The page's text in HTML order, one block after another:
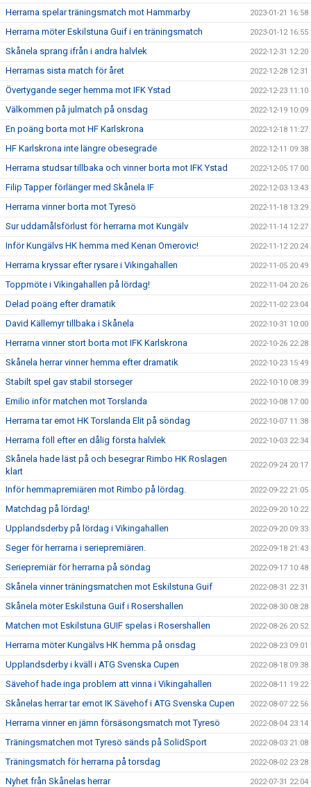
Herrarna spelar träningsmatch mot Hammarby 2023-01-21 16:58
Herrarna möter Eskilstuna Guif i en träningsmatch 2023-01-12 16:55
Skånela sprang ifrån i andra halvlek 2022-12-31 12:20
Herrarnas sista match för året 2022-12-28 12:31
Övertygande seger hemma mot IFK Ystad 2022-12-23 11:10
Välkommen på julmatch på onsdag 2022-12-19 10:09
En poäng borta mot HF Karlskrona 2022-12-18 11:27
HF Karlskrona inte längre obesegrade 2022-12-11 09:38
Herrarna studsar tillbaka och vinner borta mot IFK Ystad 2022-12-05 17:00
Filip Tapper förlänger med Skånela IF 2022-12-03 13:43
Herrarna vinner borta mot Tyresö 2022-11-18 13:29
Sur uddamålsförlust för herrarna mot Kungälv 2022-11-14 12:27
Inför Kungälvs HK hemma med Kenan Omerovic! 2022-11-12 20:24
Herrarna kryssar efter rysare i Vikingahallen 2022-11-05 20:49
Toppmöte i Vikingahallen på lördag! 2022-11-04 20:26
Delad poäng efter dramatik 2022-11-02 23:04
David Källemyr tillbaka i Skånela 2022-10-31 10:00
Herrarna vinner stort borta mot IFK Karlskrona 2022-10-26 22:28
Skånela herrar vinner hemma efter dramatik 2022-10-23 15:49
Stabilt spel gav stabil storseger 2022-10-10 08:39
Emilio inför matchen mot Torslanda 2022-10-08 17:00
Herrarna tar emot HK Torslanda Elit på söndag 2022-10-07 11:38
Herrarna föll efter en dålig första halvlek 2022-10-03 22:34
Skånela hade läst på och besegrar Rimbo HK Roslagen
klart
2022-09-24 20:17
Inför hemmapremiären mot Rimbo på lördag. 2022-09-22 21:05
Matchdag på lördag! 2022-09-20 10:22
Upplandsderby på lördag i Vikingahallen 2022-09-20 09:33
Seger för herrarna i seriepremiären. 2022-09-18 21:43
Seriepremiär för herrarna på söndag 2022-09-17 10:48
Skånela vinner träningsmatchen mot Eskilstuna Guif 2022-08-31 22:31
Skånela möter Eskilstuna Guif i Rosershallen 2022-08-30 08:28
Matchen mot Eskilstuna GUIF spelas i Rosershallen 2022-08-26 20:52
Herrarna möter Kungälvs HK hemma på onsdag 2022-08-23 09:01
Upplandsderby i kväll i ATG Svenska Cupen 2022-08-18 09:38
Sävehof hade inga problem att vinna i Vikingahallen 2022-08-11 19:22
Skånelas herrar tar emot IK Sävehof i ATG Svenska Cupen 2022-08-07 22:56
Herrarna vinner en jämn försäsongsmatch mot Tyresö 2022-08-04 23:14
Träningsmatchen mot Tyresö sänds på SolidSport 2022-08-03 21:08
Träningsmatch för herrarna på torsdag 2022-08-02 23:28
Nyhet från Skånelas herrar 2022-07-31 22:04